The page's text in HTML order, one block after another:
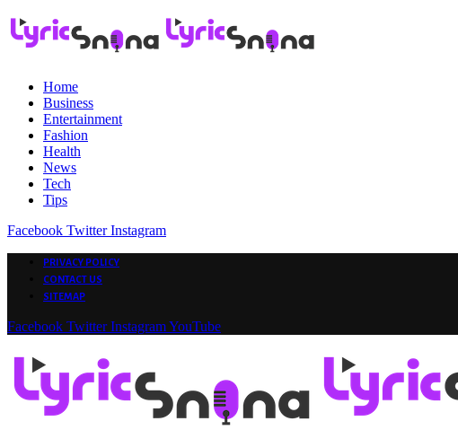
Home
Business
Entertainment
Fashion
Health
News
Tech
Tips
Facebook Twitter Instagram
PRIVACY POLICY
CONTACT US
SITEMAP
Facebook Twitter InstagramYouTube